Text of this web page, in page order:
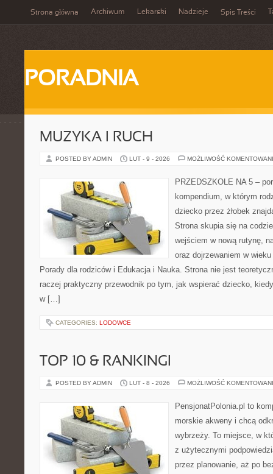
Strona główna Archiwum Lekarski Nadzieje Spis Treści
PORADNIA
MUZYKA I RUCH
POSTED BY ADMIN LUT - 9 - 2026 MOŻLIWOŚĆ
PRZEDSZKOLE NA 5 –
kompendium, w którym
dziecko przez żłobek
Strona skupia się na
wejściem w nową rutynę,
oraz dojrzewaniem w
Porady dla rodziców i Edukacja i Nauka. Strona nie jest
raczej praktyczny przewodnik po tym, jak wspierać dziecko,
w […]
CATEGORIES: LODOWCE
TOP 10 & RANKINGI
POSTED BY ADMIN LUT - 8 - 2026 MOŻLIWOŚĆ
PensjonatPolonia.pl to
morskie akweny i chcą
wybrzeży. To miejsce, w
z użytecznymi
przez planowanie, aż po